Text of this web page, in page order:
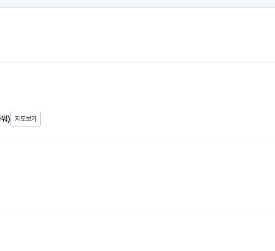
) 지도보기